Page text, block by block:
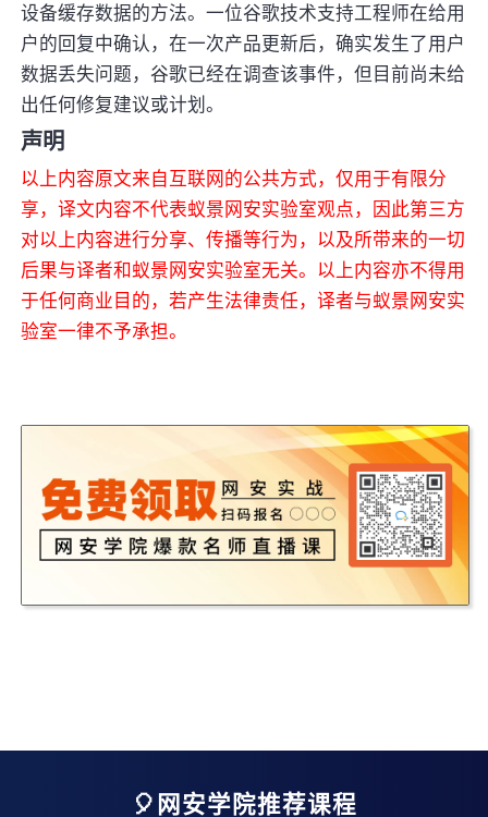
设备缓存数据的方法。一位谷歌技术支持工程师在给用
户的回复中确认，在一次产品更新后，确实发生了用户
数据丢失问题，谷歌已经在调查该事件，但目前尚未给
出任何修复建议或计划。
声明
以上内容原文来自互联网的公共方式，仅用于有限分
享，译文内容不代表蚁景网安实验室观点，因此第三方
对以上内容进行分享、传播等行为，以及所带来的一切
后果与译者和蚁景网安实验室无关。以上内容亦不得用
于任何商业目的，若产生法律责任，译者与蚁景网安实
验室一律不予承担。
🎈网安学院推荐课程